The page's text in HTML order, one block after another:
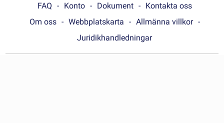
FAQ Konto Dokument
Kontakta oss
Om oss
Webbplatskarta
Allmänna villkor
Juridikhandledningar